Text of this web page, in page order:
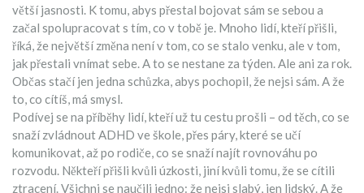
větší jasnosti. K tomu, abys přestal bojovat sám se sebou a
začal spolupracovat s tím, co v tobě je. Mnoho lidí, kteří přišli,
říká, že největší změna není v tom, co se stalo venku, ale v tom,
jak přestali vnímat sebe. A to se nestane za týden. Ale ani za rok.
Občas stačí jen jedna schůzka, abys pochopil, že nejsi sám. A že
to, co cítíš, má smysl.
Podívej se na příběhy lidí, kteří už tu cestu prošli – od těch, co se
snaží zvládnout ADHD ve škole, přes páry, které se učí
komunikovat, až po rodiče, co se snaží najít rovnováhu po
rozvodu. Někteří přišli kvůli úzkosti, jiní kvůli tomu, že se cítili
ztracení. Všichni se naučili jedno: že nejsi slabý, jen lidský. A že